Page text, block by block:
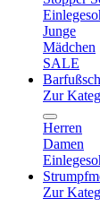
Junge
Mädchen
SALE
Zur
Herren
Damen
Zur